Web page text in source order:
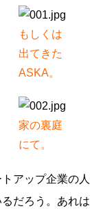
もしくは
出てきた
ASKA。
家の裏庭
にて。
アップ企業の
だろう。あれ